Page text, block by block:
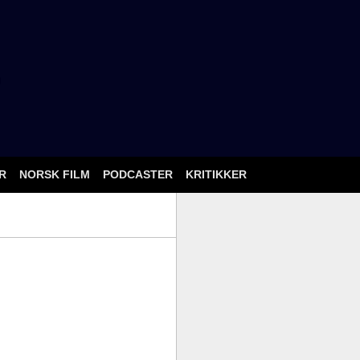
NORSK FILM PODCASTER KRITIKKER